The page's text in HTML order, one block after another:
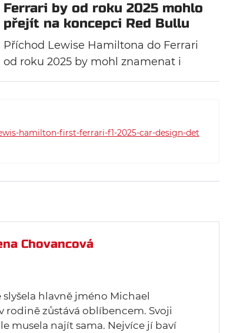
Ferrari by od roku 2025 mohlo
přejít na koncepci Red Bullu
Příchod Lewise Hamiltona do Ferrari
od roku 2025 by mohl znamenat i
změnu koncepce vozu. Italská stáj by
využívající pull-rod.
hamilton-first-ferrari-f1-2025-car-design-det
Chovancová
slyšela hlavně jméno Michael
rodině zůstává oblíbencem. Svoji
musela najít sama. Nejvíce jí baví